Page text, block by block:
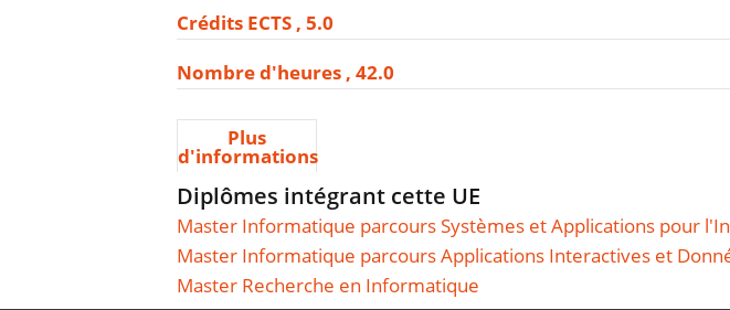
Crédits ECTS 5.0
Nombre d'heures 42.0
Plus
d'informations
Diplômes intégrant cette UE
Master Informatique parcours Systèmes et Applications pour
Master Informatique parcours Applications Interactives et
Master Recherche en Informatique